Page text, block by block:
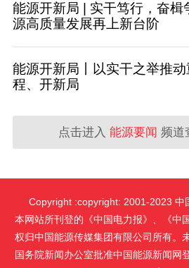
能源开新局 | 实干笃行，奋楫
源高质量发展再上新台阶
能源开新局丨以实干之举推
程、开新局
点击进入 能源要闻 频道
Copyright :copyright: 2001-2023 中
本网站所刊登的《中国电力报》、《中
权归中国能源传媒集团有限公司所有。
国务院新闻办公室批准中国能源新闻网